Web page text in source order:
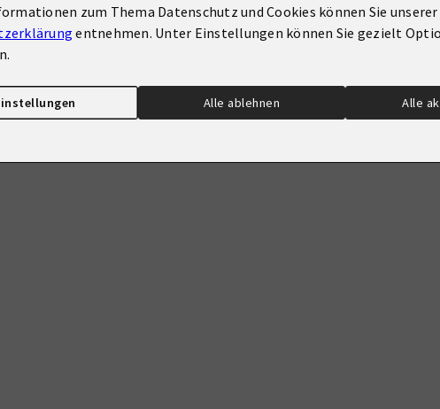
zum Thema Datenschutz und Cookies können Sie unserer
entnehmen. Unter Einstellungen können Sie gezielt
Alle ablehnen Alle